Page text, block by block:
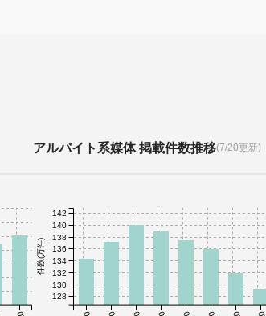
アルバイト系媒体 掲載件数推移(7/20更新)
件数(万件)
128
130
132
134
136
138
140
142